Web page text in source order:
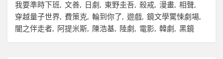
我要準時下班
文善 日劇 東野圭吾 殺戒 漫畫 相聲
穿越量子世界
費策克 輪到你了 遊戲 鏡文學驚悚劇場
闇之伴走者
阿提米斯 陳浩基 陸劇 電影 韓劇 黑鏡